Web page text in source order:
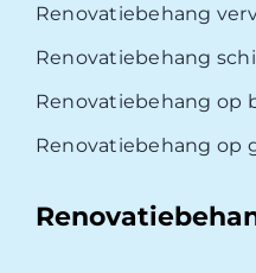
Renovatiebehang
Renovatiebehang
Renovatiebehang op
Renovatiebehang op